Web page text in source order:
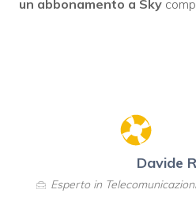
un abbonamento a Sky
Davide
Esperto in